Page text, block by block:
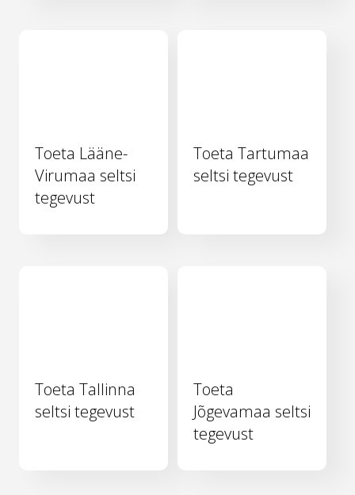
Toeta Lääne-
Virumaa seltsi
tegevust
Toeta Tartumaa
seltsi tegevust
Toeta Tallinna
seltsi tegevust
Toeta
Jõgevamaa seltsi
tegevust